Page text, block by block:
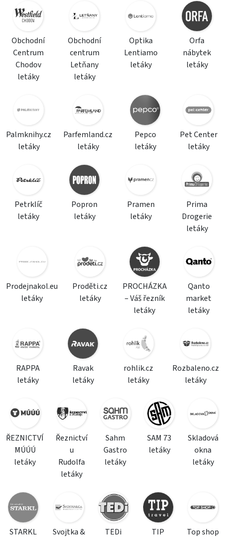
Obchodní
Centrum
Chodov
letáky
Obchodní
centrum
Letňany
letáky
Optika
Lentiamo
letáky
Orfa
nábytek
letáky
Palmknihy.cz
letáky
Parfemland.cz
letáky
Pepco
letáky
Pet Center
letáky
Petrklíč
letáky
Popron
letáky
Pramen
letáky
Prima
Drogerie
letáky
Prodejnakol.eu
letáky
Proděti.cz
letáky
PROCHÁZKA
– Váš řezník
letáky
Qanto
market
letáky
RAPPA
letáky
Ravak
letáky
rohlik.cz
letáky
Rozbaleno.cz
letáky
ŘEZNICTVÍ
MÚÚÚ
letáky
Řeznictví
u
Rudolfa
letáky
Sahm
Gastro
letáky
SAM 73
letáky
Skladová
okna
letáky
STARKL
Svojtka &
TEDi
TIP
Top shop